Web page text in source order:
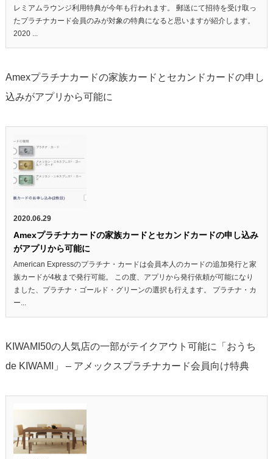
レミアムラウンジ利用特典が今年も行われます。 郵送にて招待を受け取っ
たプラチナカード会員のみが対象の特典になると思いますが紹介します。
2020 ...
Amexプラチナカードの家族カードとセカンドカードの申し
込みがアプリから可能に
2020.06.29
Amexプラチナカードの家族カードとセカンドカードの申し込み
がアプリから可能に
American Expressのプラチナ・カードは会員本人のカードの追加発行と家
族カードが4枚まで発行可能。 この度、アプリから発行依頼が可能になり
ました、プラチナ・ゴールド・グリーンの選択も行えます。 プラチナ・カ
ー...
KIWAMI50の人気店の一部がテイクアウト可能に「おうち
de KIWAMI」 – アメックスプラチナカード会員向け特典